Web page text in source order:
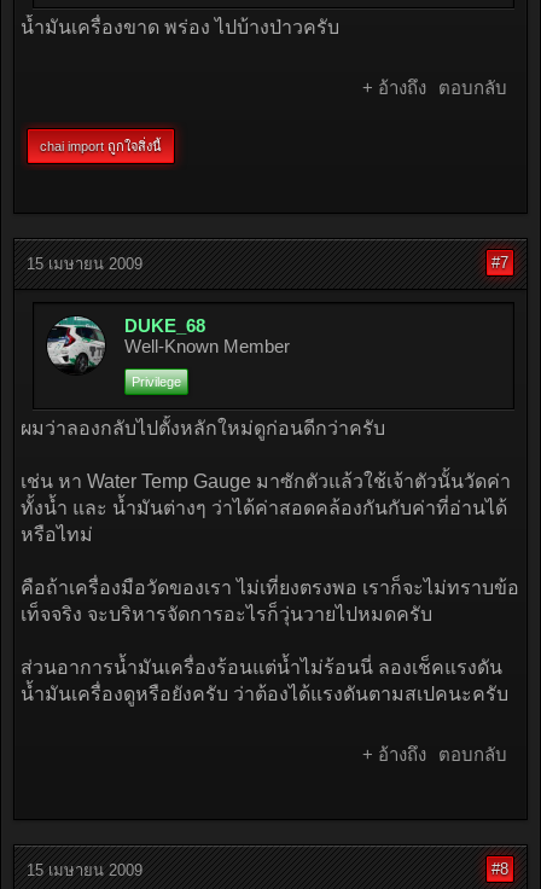
น้ำมันเครื่องขาด พร่อง ไปบ้างป่าวครับ
+ อ้างถึง ตอบกลับ
chai import ถูกใจสิ่งนี้
15 เมษายน 2009 #7
DUKE_68
Well-Known Member
Privilege
ผมว่าลองกลับไปตั้งหลักใหม่ดูก่อนดีกว่าครับ
เช่น หา Water Temp Gauge มาซักตัวแล้วใช้เจ้าตัวนั้นวัดค่า
ทั้งน้ำ และ น้ำมันต่างๆ ว่าได้ค่าสอดคล้องกันกับค่าที่อ่านได้
หรือไทม่
คือถ้าเครื่องมือวัดของเรา ไม่เที่ยงตรงพอ เราก็จะไม่ทราบข้อ
เท็จจริง จะบริหารจัดการอะไรก็วุ่นวายไปหมดครับ
ส่วนอาการน้ำมันเครื่องร้อนแต่น้ำไม่ร้อนนี่ ลองเช็คแรงดัน
น้ำมันเครื่องดูหรือยังครับ ว่าต้องได้แรงดันตามสเปคนะครับ
+ อ้างถึง ตอบกลับ
15 เมษายน 2009 #8